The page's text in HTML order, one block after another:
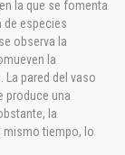
la que se fomenta
de especies
observa la
la
pared del vaso
produce una
la
mismo tiempo, lo